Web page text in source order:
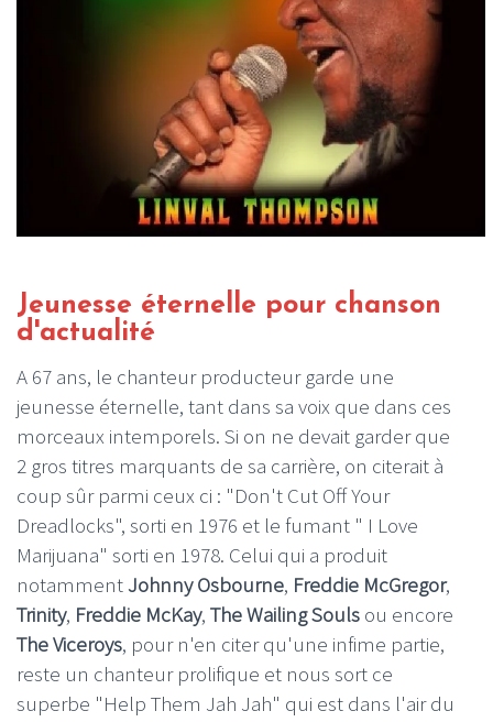
Jeunesse éternelle pour chanson
d'actualité
A 67 ans, le chanteur producteur garde une
jeunesse éternelle, tant dans sa voix que dans ces
morceaux intemporels. Si on ne devait garder que
2 gros titres marquants de sa carrière, on citerait à
coup sûr parmi ceux ci : "Don't Cut Off Your
Dreadlocks", sorti en 1976 et le fumant " I Love
Marijuana" sorti en 1978. Celui qui a produit
notammentJohnny Osbourne, Freddie McGregor,
Trinity, Freddie McKay, The Wailing Souls ou encore
The Viceroys, pour n'en citer qu'une infime partie,
reste un chanteur prolifique et nous sort ce
superbe "Help Them Jah Jah" qui est dans l'air du